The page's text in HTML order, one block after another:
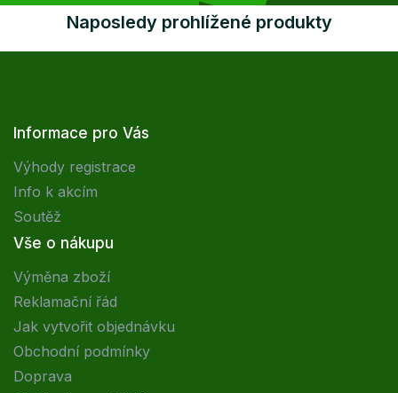
Naposledy prohlížené produkty
Informace pro Vás
Výhody registrace
Info k akcím
Soutěž
Vše o nákupu
Výměna zboží
Reklamační řád
Jak vytvořit objednávku
Obchodní podmínky
Doprava